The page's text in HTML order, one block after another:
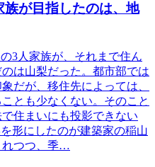
が目指したのは、地
3人家族が、それまで住ん
は山梨だった。都市部では
だが、移住先によっては、
とも少なくない。そのこと
住まいにも投影できない
形にしたのが建築家の稲山
れつつ、季…